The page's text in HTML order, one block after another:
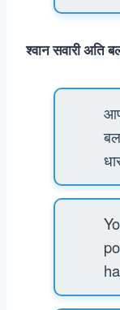
श्वान सवारी अति